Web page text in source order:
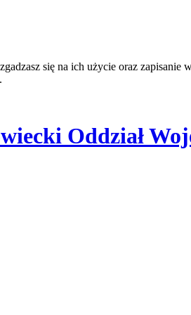
się na ich użycie oraz zapisanie
.
Oddział